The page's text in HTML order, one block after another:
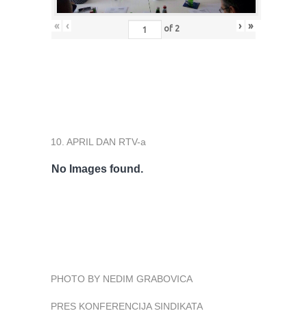
« ‹ of 2 › »
10. APRIL DAN RTV-a
No Images found.
PHOTO BY NEDIM GRABOVICA
PRES KONFERENCIJA SINDIKATA